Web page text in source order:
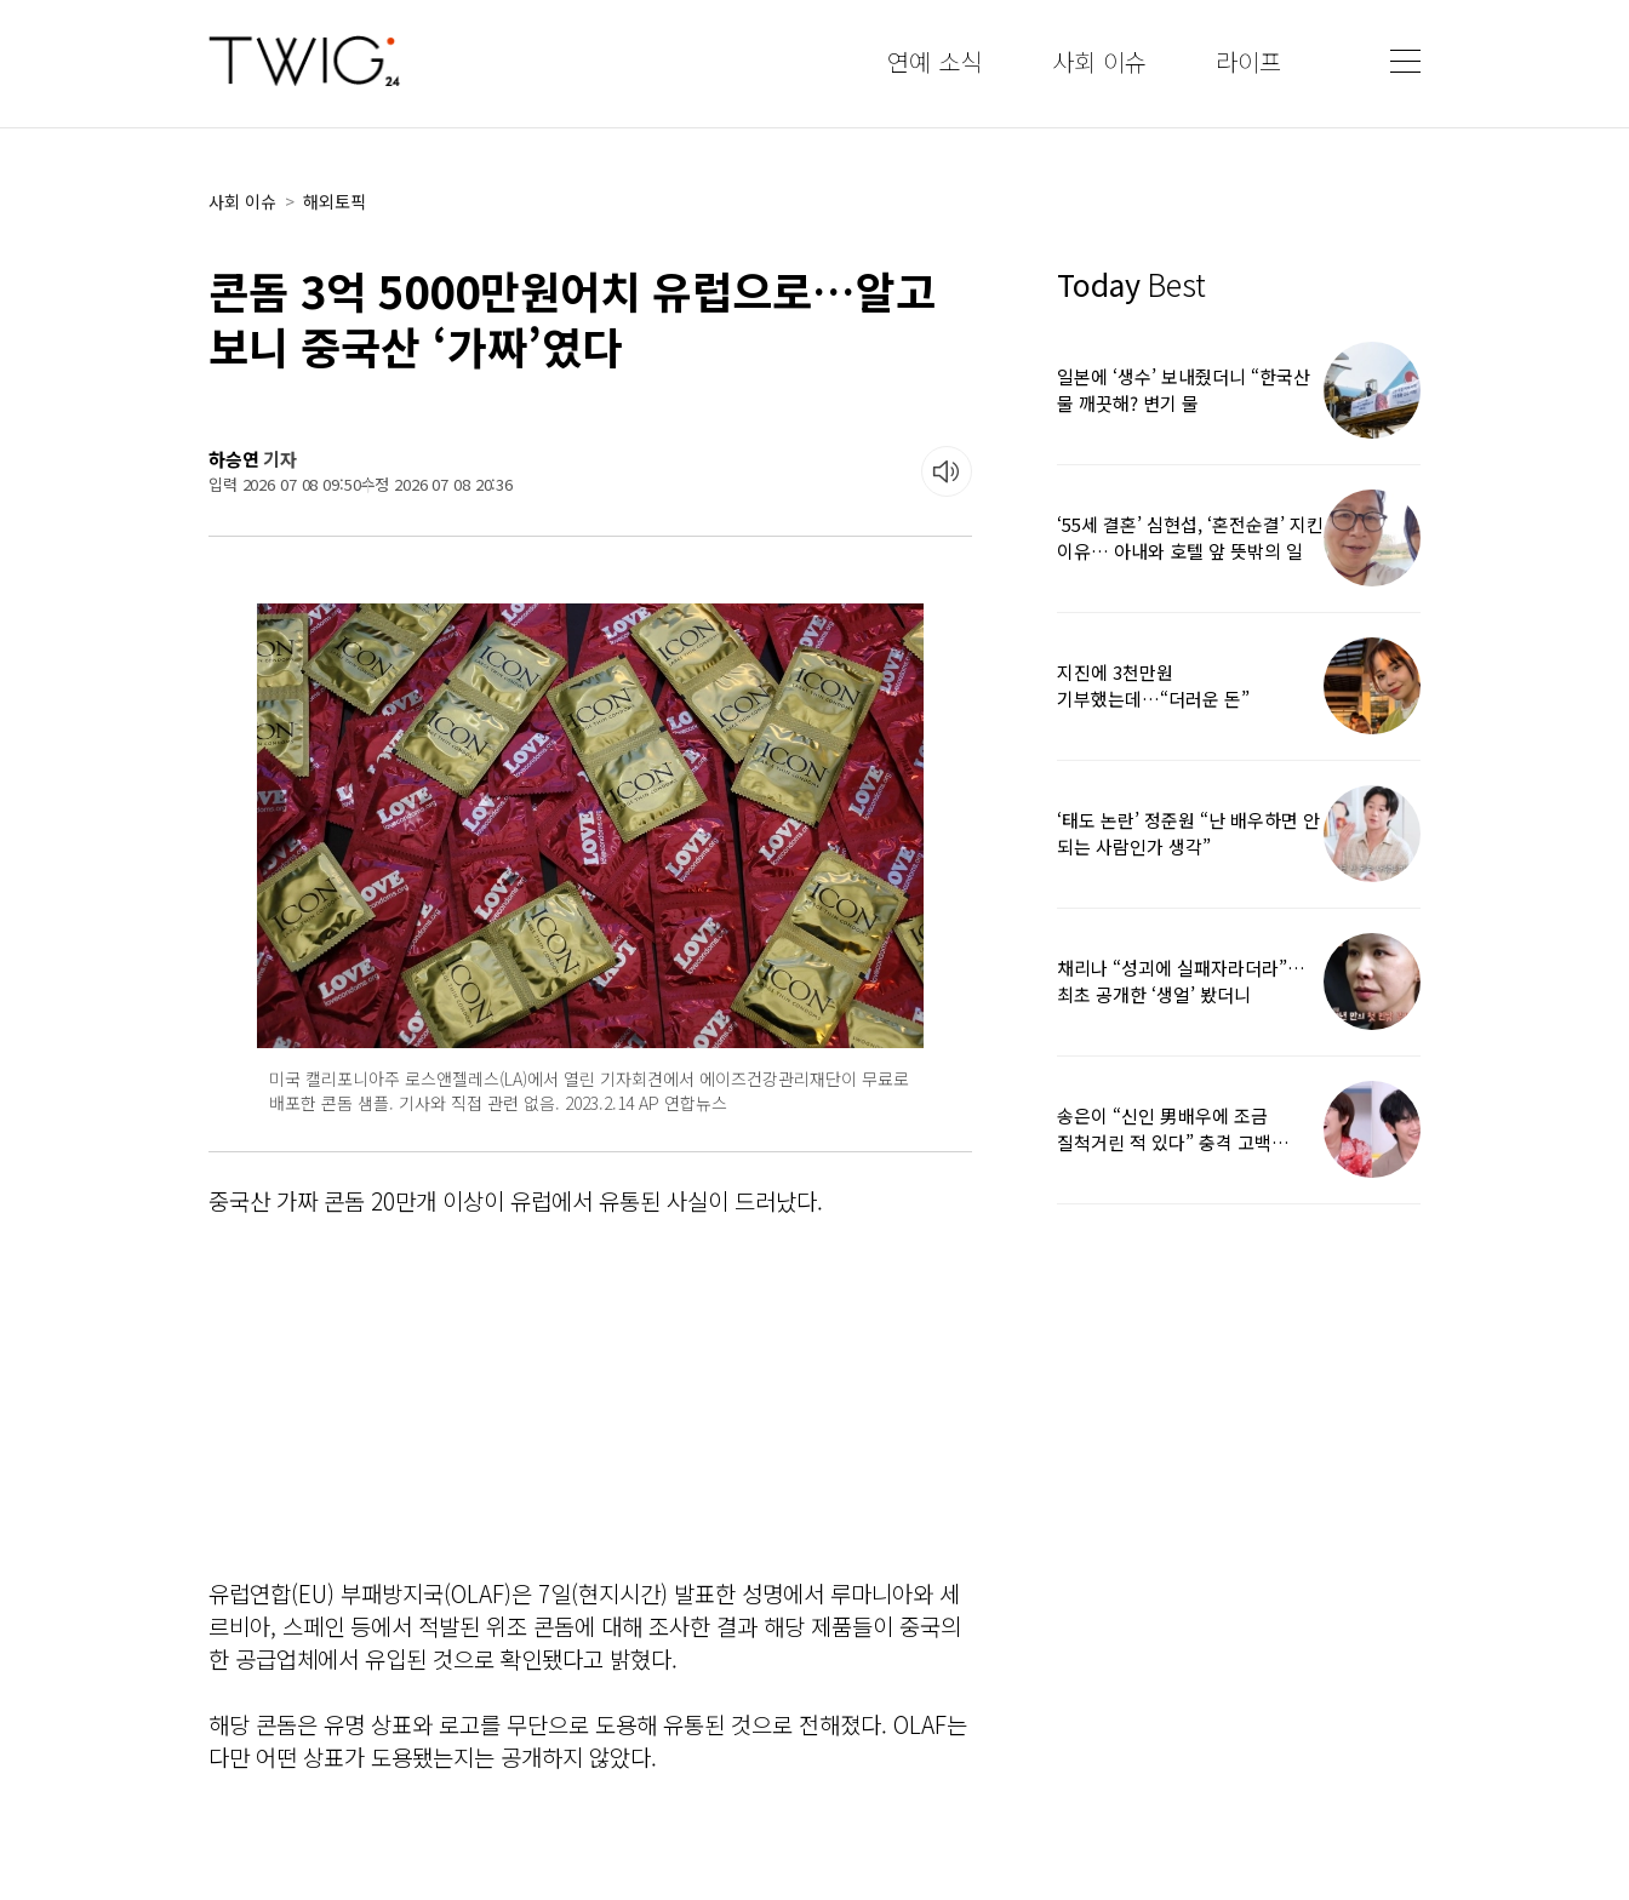
연예 소식 사회 이슈 라이프
사회 이슈 > 해외토픽
콘돔 3억 5000만원어치 유럽으로…알고
보니 중국산 ‘가짜’였다
하승연기자
입력 2026 07 08 09:50수정 2026 07 08 20:36
미국 캘리포니아주 로스앤젤레스(LA)에서 열린 기자회견에서 에이즈건강관리재단이 무료로
배포한 콘돔 샘플. 기사와 직접 관련 없음. 2023.2.14 AP 연합뉴스
중국산 가짜 콘돔 20만개 이상이 유럽에서 유통된 사실이 드러났다.
유럽연합(EU) 부패방지국(OLAF)은 7일(현지시간) 발표한 성명에서 루마니아와 세
르비아, 스페인 등에서 적발된 위조 콘돔에 대해 조사한 결과 해당 제품들이 중국의
한 공급업체에서 유입된 것으로 확인됐다고 밝혔다.
해당 콘돔은 유명 상표와 로고를 무단으로 도용해 유통된 것으로 전해졌다. OLAF는
다만 어떤 상표가 도용됐는지는 공개하지 않았다.
Today Best
일본에 ‘생수’ 보내줬더니 “한국산
물 깨끗해? 변기 물
‘55세 결혼’ 심현섭, ‘혼전순결’ 지킨
이유… 아내와 호텔 앞 뜻밖의 일
지진에 3천만원
기부했는데…“더러운 돈”
‘태도 논란’ 정준원 “난 배우하면 안
되는 사람인가 생각”
채리나 “성괴에 실패자라더라”…
최초 공개한 ‘생얼’ 봤더니
송은이 “신인 男배우에 조금
질척거린 적 있다” 충격 고백…